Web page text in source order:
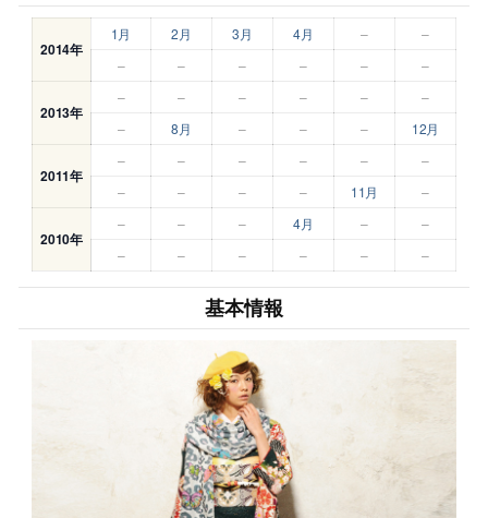
2014年
1月 2月 3月 4月 –
–
–
– – – – –
2013年
– – – – –
–
–
8月 – – – 12月
2011年
– – – – –
–
–
– – – 11月 –
2010年
– – – 4月 –
–
–
– – – – –
基本情報